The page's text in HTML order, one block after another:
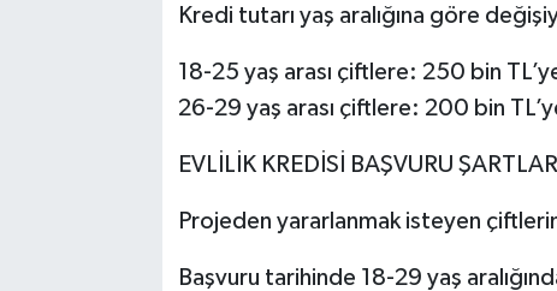
Kredi tutarı yaş aralığına göre
18-25 yaş arası çiftlere: 250 bin
26-29 yaş arası çiftlere: 200 bin
EVLİLİK KREDİSİ BAŞVURU
Projeden yararlanmak isteyen
Başvuru tarihinde 18-29 yaş